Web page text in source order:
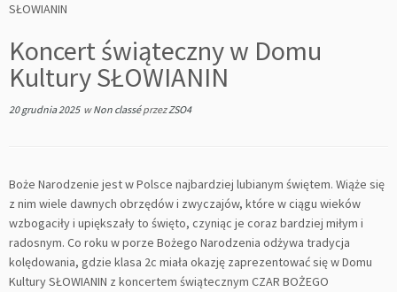
SŁOWIANIN
Koncert świąteczny w Domu
Kultury SŁOWIANIN
20 grudnia 2025wNon classéprzezZSO4
Boże Narodzenie jest w Polsce najbardziej lubianym świętem. Wiąże się
z nim wiele dawnych obrzędów i zwyczajów, które w ciągu wieków
wzbogaciły i upiększały to święto, czyniąc je coraz bardziej miłym i
radosnym. Co roku w porze Bożego Narodzenia odżywa tradycja
kolędowania, gdzie klasa 2c miała okazję zaprezentować się w Domu
Kultury SŁOWIANIN z koncertem świątecznym CZAR BOŻEGO